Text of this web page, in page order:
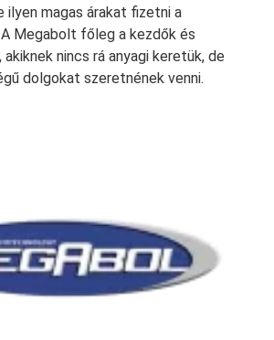
ilyen magas árakat fizetni a
Megabolt főleg a kezdők és
nincs rá anyagi keretük, de
dolgokat szeretnének venni.